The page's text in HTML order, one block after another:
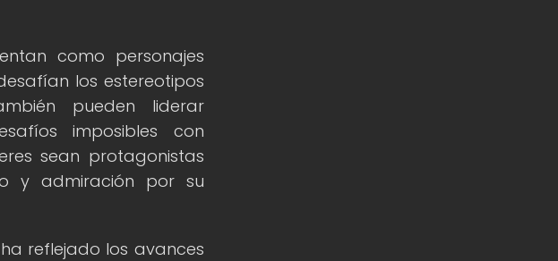
como personajes
los estereotipos
pueden liderar
imposibles con
sean protagonistas
y admiración por su
reflejado los avances